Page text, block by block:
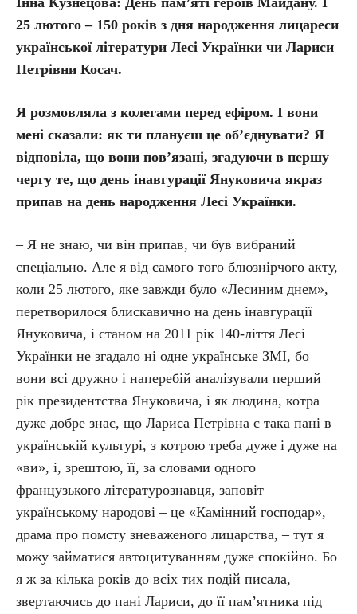
25 лютого – 150 років з дня народження лицареси
української літератури Лесі Українки чи Лариси
Петрівни Косач.
Я розмовляла з колегами перед ефіром. І вони
мені сказали: як ти плануєш це об’єднувати? Я
відповіла, що вони пов’язані, згадуючи в першу
чергу те, що день інавгурації Януковича якраз
припав на день народження Лесі Українки.
– Я не знаю, чи він припав, чи був вибраний
спеціально. Але я від самого того блюзнірчого акту,
коли 25 лютого, яке завжди було «Лесиним днем»,
перетворилося блискавично на день інавгурації
Януковича, і станом на 2011 рік 140-ліття Лесі
Українки не згадало ні одне українське ЗМІ, бо
вони всі дружно і наперебій аналізували перший
рік президентства Януковича, і як людина, котра
дуже добре знає, що Лариса Петрівна є така пані в
українській культурі, з котрою треба дуже і дуже на
«ви», і, зрештою, її, за словами одного
французького літературознавця, заповіт
українському народові – це «Камінний господар»,
драма про помсту зневаженого лицарства, – тут я
можу займатися автоцитуванням дуже спокійно. Бо
я ж за кілька років до всіх тих подій писала,
звертаючись до пані Лариси, до її пам’ятника під